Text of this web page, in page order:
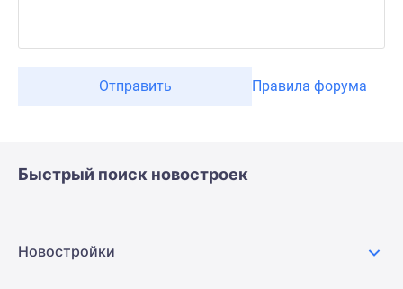
Отправить Правила форума
Быстрый поиск новостроек
Новостройки